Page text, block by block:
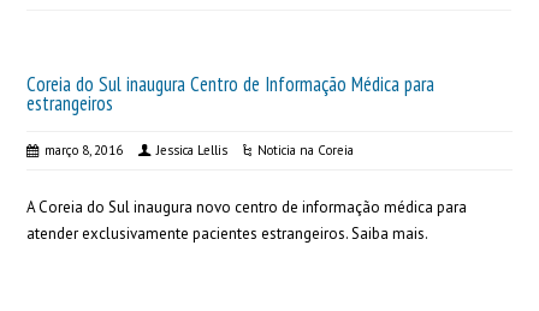
Coreia do Sul inaugura Centro de Informação Médica para
estrangeiros
março 8, 2016 Jessica Lellis Noticia na Coreia
A Coreia do Sul inaugura novo centro de informação médica para
atender exclusivamente pacientes estrangeiros. Saiba mais.